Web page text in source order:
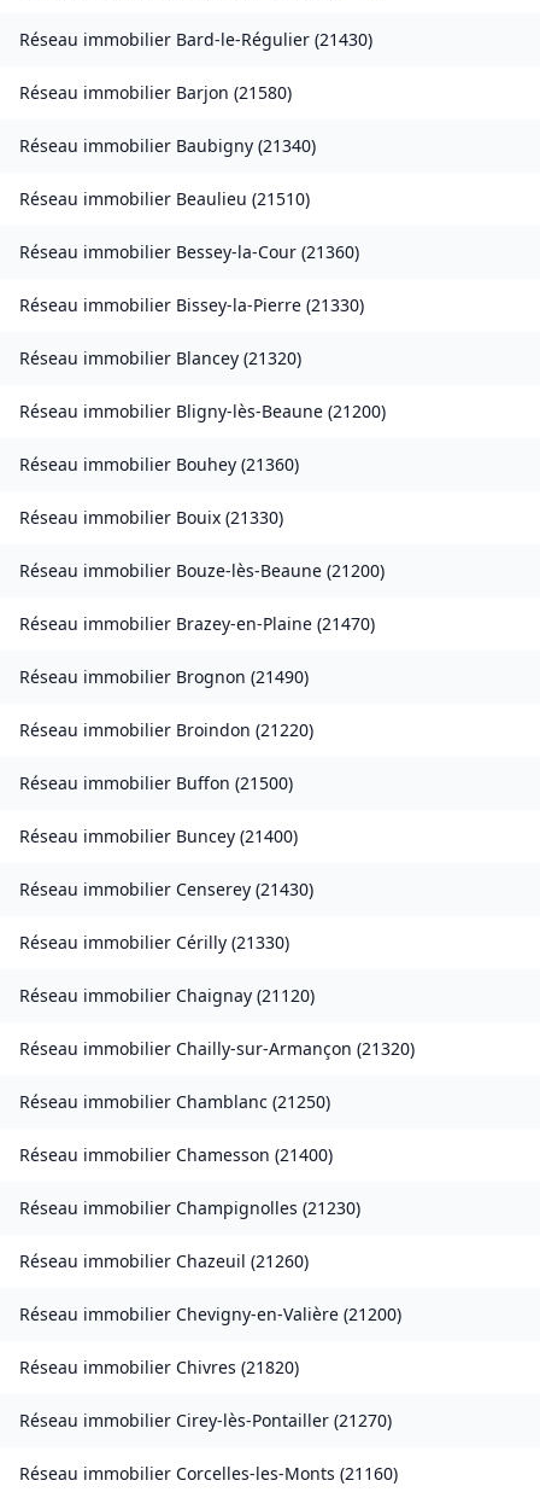
Réseau immobilier Bard-le-Régulier (21430)
Réseau immobilier Barjon (21580)
Réseau immobilier Baubigny (21340)
Réseau immobilier Beaulieu (21510)
Réseau immobilier Bessey-la-Cour (21360)
Réseau immobilier Bissey-la-Pierre (21330)
Réseau immobilier Blancey (21320)
Réseau immobilier Bligny-lès-Beaune (21200)
Réseau immobilier Bouhey (21360)
Réseau immobilier Bouix (21330)
Réseau immobilier Bouze-lès-Beaune (21200)
Réseau immobilier Brazey-en-Plaine (21470)
Réseau immobilier Brognon (21490)
Réseau immobilier Broindon (21220)
Réseau immobilier Buffon (21500)
Réseau immobilier Buncey (21400)
Réseau immobilier Censerey (21430)
Réseau immobilier Cérilly (21330)
Réseau immobilier Chaignay (21120)
Réseau immobilier Chailly-sur-Armançon (21320)
Réseau immobilier Chamblanc (21250)
Réseau immobilier Chamesson (21400)
Réseau immobilier Champignolles (21230)
Réseau immobilier Chazeuil (21260)
Réseau immobilier Chevigny-en-Valière (21200)
Réseau immobilier Chivres (21820)
Réseau immobilier Cirey-lès-Pontailler (21270)
Réseau immobilier Corcelles-les-Monts (21160)